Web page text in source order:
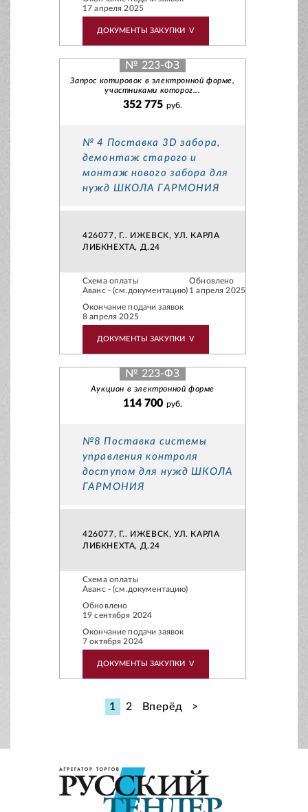
17 апреля 2025
ДОКУМЕНТЫ ЗАКУПКИ V
№ 223-ФЗ
Запрос котировок в электронной форме,
участниками которог...
352 775 руб.
№ 4 Поставка 3D забора,
демонтаж старого и
монтаж нового забора для
нужд ШКОЛА ГАРМОНИЯ
426077, Г.. ИЖЕВСК, УЛ. КАРЛА
ЛИБКНЕХТА, Д.24
Схема оплаты
Аванс - (см.документацию)
Обновлено
1 апреля 2025
Окончание подачи заявок
8 апреля 2025
ДОКУМЕНТЫ ЗАКУПКИ V
№ 223-ФЗ
Аукцион в электронной форме
114 700 руб.
№8 Поставка системы
управления контроля
доступом для нужд ШКОЛА
ГАРМОНИЯ
426077, Г.. ИЖЕВСК, УЛ. КАРЛА
ЛИБКНЕХТА, Д.24
Схема оплаты
Аванс - (см.документацию)
Обновлено
19 сентября 2024
Окончание подачи заявок
7 октября 2024
ДОКУМЕНТЫ ЗАКУПКИ V
1 2 Вперёд >